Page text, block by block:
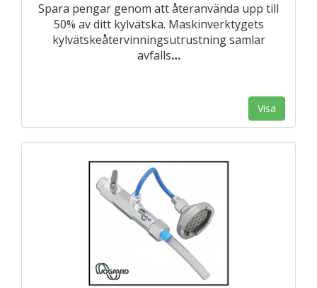
Spara pengar genom att återanvända upp till
50% av ditt kylvätska. Maskinverktygets
kylvätskeåtervinningsutrustning samlar
avfalls…
Visa